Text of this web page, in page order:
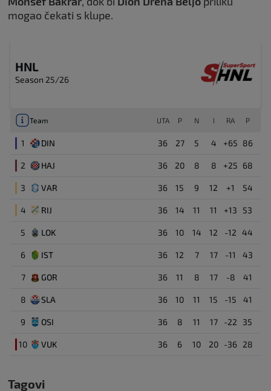
mogao čekati s klupe.
HNL
Season 25/26
Team UTA P N I RA P
1 DIN 36 27 5 4 +65 86
2 HAJ 36 20 8 8 +25 68
3 VAR 36 15 9 12 +1 54
4 RIJ 36 14 11 11 +13 53
5 LOK 36 10 14 12 -12 44
6 IST 36 12 7 17 -11 43
7 GOR 36 11 8 17 -8 41
8 SLA 36 10 11 15 -15 41
9 OSI 36 8 11 17 -22 35
10 VUK 36 6 10 20 -36 28
Tagovi